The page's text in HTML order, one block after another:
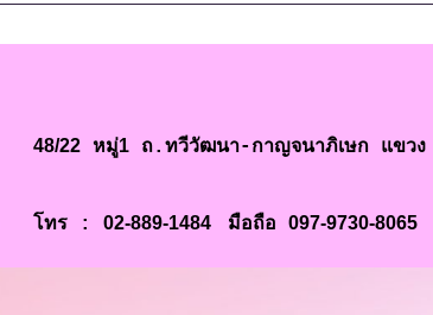
48/22 หมู่1 ถ.ทวีวัฒนา-กาญจนาภิเษก แข
โทร : 02-889-1484 มือถือ 097-9730-8065